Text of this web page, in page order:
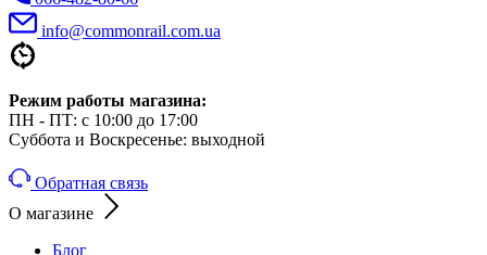
info@commonrail.com.ua
Режим работы магазина:
ПН - ПТ: с 10:00 до 17:00
Суббота и Воскресенье: выходной
Обратная связь
О магазине
Блог